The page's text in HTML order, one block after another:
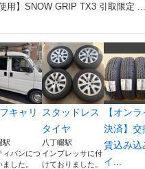
使用】SNOW GRIP TX3 引取限定
キャリ
駅
ィバンにつ
した。
スタッドレス
タイヤ
八丁畷駅
インプレッサに付
けておりました。
【オン
決済】交
賃込み込
イ...